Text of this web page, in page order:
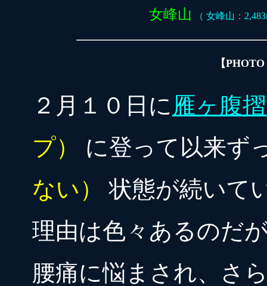
女峰山 （ 女峰山：
【
２月１０日に雁ヶ腹
プ）
に登って以来ず
ない）
状態が続いて
理由は色々あるのだ
腰痛に悩まされ、さ